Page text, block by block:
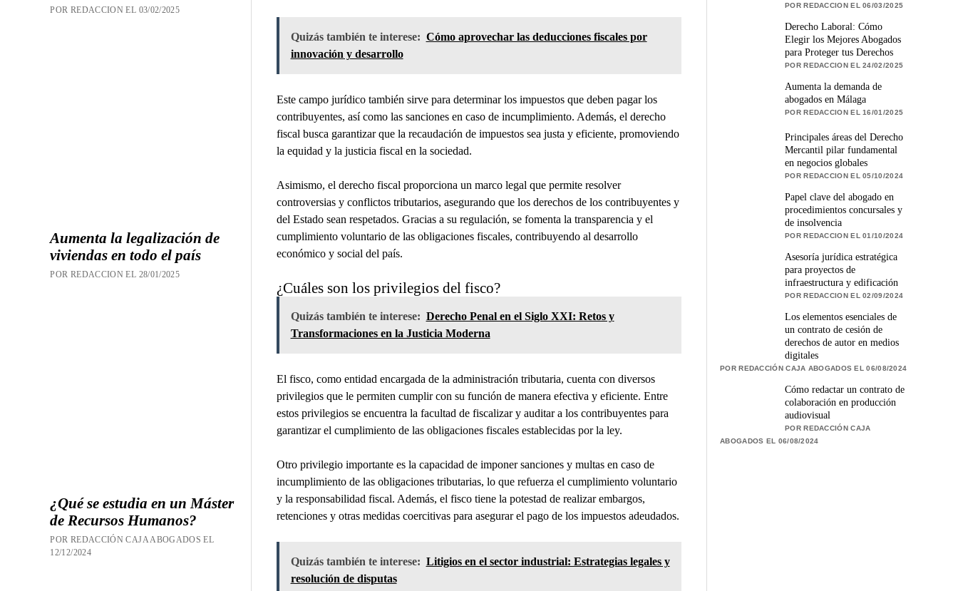
POR REDACCION EL 03/02/2025
Aumenta la legalización de
viviendas en todo el país
POR REDACCION EL 28/01/2025
¿Qué se estudia en un Máster
de Recursos Humanos?
POR REDACCIÓN CAJA ABOGADOS EL
12/12/2024
Quizás también te interese: Cómo aprovechar las deducciones fiscales por
innovación y desarrollo
Este campo jurídico también sirve para determinar los impuestos que deben pagar los
contribuyentes, así como las sanciones en caso de incumplimiento. Además, el derecho
fiscal busca garantizar que la recaudación de impuestos sea justa y eficiente, promoviendo
la equidad y la justicia fiscal en la sociedad.
Asimismo, el derecho fiscal proporciona un marco legal que permite resolver
controversias y conflictos tributarios, asegurando que los derechos de los contribuyentes y
del Estado sean respetados. Gracias a su regulación, se fomenta la transparencia y el
cumplimiento voluntario de las obligaciones fiscales, contribuyendo al desarrollo
económico y social del país.
¿Cuáles son los privilegios del fisco?
Quizás también te interese: Derecho Penal en el Siglo XXI: Retos y
Transformaciones en la Justicia Moderna
El fisco, como entidad encargada de la administración tributaria, cuenta con diversos
privilegios que le permiten cumplir con su función de manera efectiva y eficiente. Entre
estos privilegios se encuentra la facultad de fiscalizar y auditar a los contribuyentes para
garantizar el cumplimiento de las obligaciones fiscales establecidas por la ley.
Otro privilegio importante es la capacidad de imponer sanciones y multas en caso de
incumplimiento de las obligaciones tributarias, lo que refuerza el cumplimiento voluntario
y la responsabilidad fiscal. Además, el fisco tiene la potestad de realizar embargos,
retenciones y otras medidas coercitivas para asegurar el pago de los impuestos adeudados.
Quizás también te interese: Litigios en el sector industrial: Estrategias legales y
resolución de disputas
POR REDACCION EL 06/03/2025
Derecho Laboral: Cómo
Elegir los Mejores Abogados
para Proteger tus Derechos
POR REDACCION EL 24/02/2025
Aumenta la demanda de
abogados en Málaga
POR REDACCION EL 16/01/2025
Principales áreas del Derecho
Mercantil pilar fundamental
en negocios globales
POR REDACCION EL 05/10/2024
Papel clave del abogado en
procedimientos concursales y
de insolvencia
POR REDACCION EL 01/10/2024
Asesoría jurídica estratégica
para proyectos de
infraestructura y edificación
POR REDACCION EL 02/09/2024
Los elementos esenciales de
un contrato de cesión de
derechos de autor en medios
digitales
POR REDACCIÓN CAJA ABOGADOS EL 06/08/2024
Cómo redactar un contrato de
colaboración en producción
audiovisual
POR REDACCIÓN CAJA
ABOGADOS EL 06/08/2024